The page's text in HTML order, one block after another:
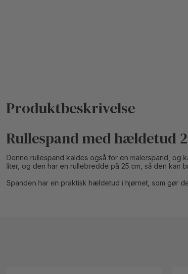
Rullespand med hældetud
Denne rullespand kaldes også for en malerspand, og
liter, og den har en rullebredde på 25 cm, så den kan
Spanden har en praktisk hældetud i hjørnet, som gør